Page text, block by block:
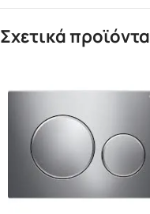
Σχετικά προϊόντα